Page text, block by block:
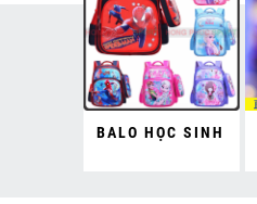
BALO HỌC SINH